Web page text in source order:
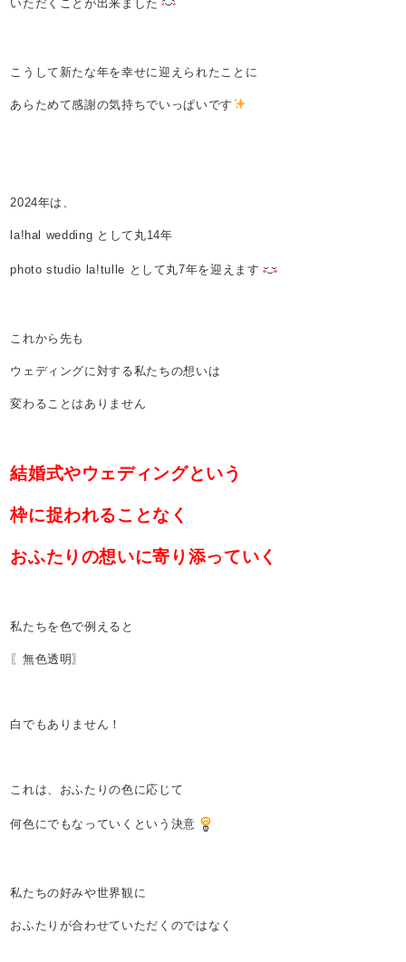
こうして新たな年を幸せに迎えられたことに
あらためて感謝の気持ちでいっぱいです
2024年は、
la!hal wedding として丸14年
photo studio la!tulle として丸7年を迎えます
これから先も
ウェディングに対する私たちの想いは
変わることはありません
結婚式やウェディングという
枠に捉われることなく
おふたりの想いに寄り添っていく
私たちを色で例えると
〖無色透明〗
白でもありません！
これは、おふたりの色に応じて
何色にでもなっていくという決意
私たちの好みや世界観に
おふたりが合わせていただくのではなく